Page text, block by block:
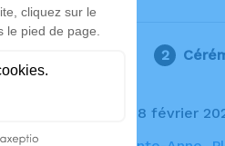
Le jeudi 08 février